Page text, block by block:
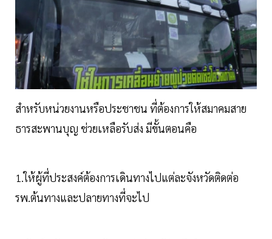
สำหรับหน่วยงานหรือประชาชน ที่ต้องการให้สมาคมสาย
ธารสะพานบุญ ช่วยเหลือรับส่ง มีขั้นตอนคือ
1.ให้ผู้ที่ประสงค์ต้องการเดินทางไปแต่ละจังหวัดติดต่อ
รพ.ต้นทางและปลายทางที่จะไป